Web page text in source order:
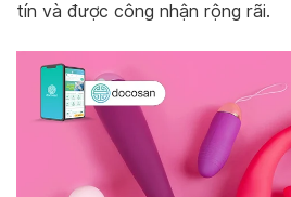
tín và được công nhận rộng rãi.